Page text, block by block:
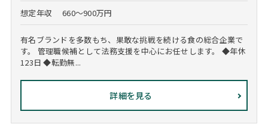
想定年収 660～900万円
有名ブランドを多数もち、果敢な挑戦を続ける食の総合企業で
す。 管理職候補として法務支援を中心にお任せします。 ◆年休
123日 ◆転勤無...
詳細を見る